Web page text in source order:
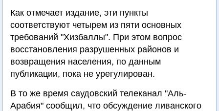
Как отмечает издание, эти пункты
соответствуют четырем из пяти основных
требований "Хизбаллы". При этом вопрос
восстановления разрушенных районов и
возвращения населения, по данным
публикации, пока не урегулирован.
В то же время саудовский телеканал "Аль-
Арабия" сообщил, что обсуждение ливанского